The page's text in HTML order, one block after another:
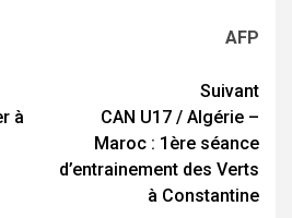
AFP
à
Suivant
CAN U17 / Algérie –
Maroc : 1ère séance
d’entrainement des Verts
à Constantine